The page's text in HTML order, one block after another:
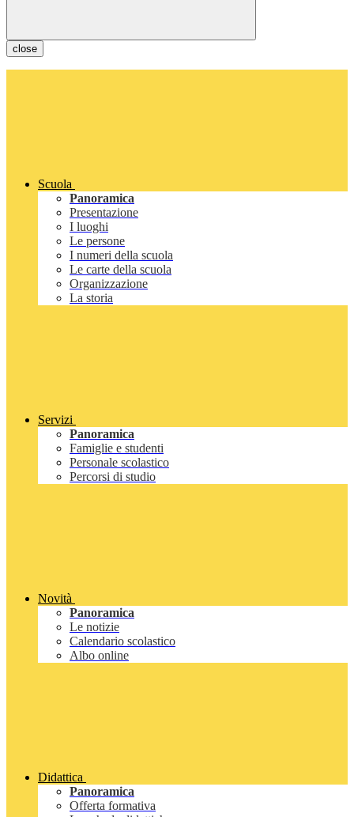
close
Scuola
Panoramica
Presentazione
I luoghi
Le persone
I numeri della scuola
Le carte della scuola
Organizzazione
La storia
Servizi
Panoramica
Famiglie e studenti
Personale scolastico
Percorsi di studio
Novità
Panoramica
Le notizie
Calendario scolastico
Albo online
Didattica
Panoramica
Offerta formativa